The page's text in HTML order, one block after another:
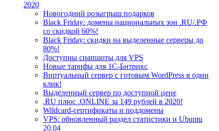
2020
Новогодний розыгрыш подарков
Black Friday: домены национальных зон .RU/.РФ
со скидкой 60%!
Black Friday: скидки на выделенные серверы до
80%!
Доступны снапшоты для VPS
Новые тарифы для 1С-Битрикс
Виртуальный сервер с готовым WordPress в один
клик!
Выделенный сервер по доступной цене
.RU плюс .ONLINE за 149 рублей в 2020!
Wildcard-сертификаты и поддомены
VPS: обновленный раздел статистики и Ubuntu
20.04